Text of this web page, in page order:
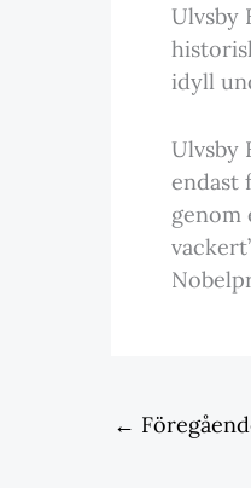
Ulvsby
idyll
Ulvsby
endast
genom
←